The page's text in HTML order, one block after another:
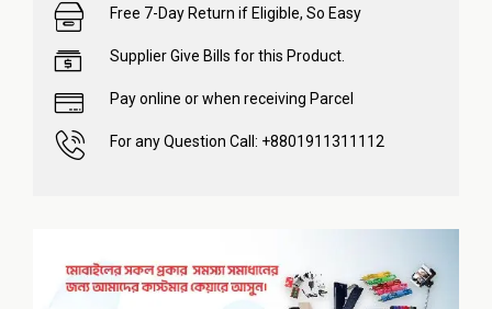
Free 7-Day Return if Eligible, So Easy
Supplier Give Bills for this Product.
Pay online or when receiving Parcel
For any Question Call: +8801911311112